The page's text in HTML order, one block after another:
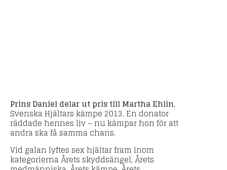
Prins Daniel delar ut pris till Martha Ehlin,
Svenska Hjältars kämpe 2013. En donator
räddade hennes liv – nu kämpar hon för att
andra ska få samma chans.
Vid galan lyftes sex hjältar fram inom
kategorierna Årets skyddsängel, Årets